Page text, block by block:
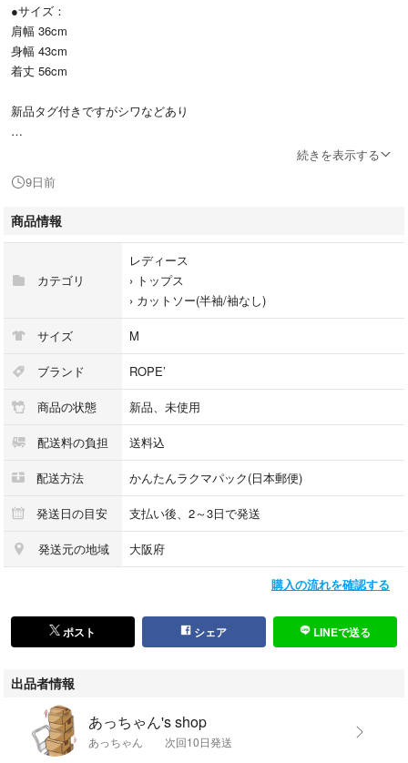
●サイズ：
肩幅 36cm
身幅 43cm
着丈 56cm
新品タグ付きですがシワなどあり
●その他、注意事項：
プロフィールをご購入前にご確認ください
土日祝、平日15時以降コメント返信、発送対応はしておりません。
続きを表示する
9日前
商品情報
カテゴリ
レディース
› トップス
› カットソー(半袖/袖なし)
サイズ M
ブランド ROPE’
商品の状態 新品、未使用
配送料の負担 送料込
配送方法 かんたんラクマパック(日本郵便)
発送日の目安 支払い後、2～3日で発送
発送元の地域 大阪府
購入の流れを確認する
ポスト シェア LINEで送る
出品者情報
あっちゃん's shop
あっちゃん 次回10日発送